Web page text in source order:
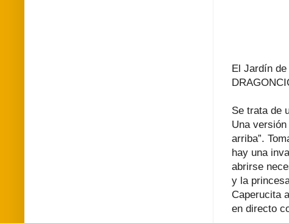
El Jardín
Se trata de
Una
arriba”.
hay una
abrirse
y la
Caperucita
en directo